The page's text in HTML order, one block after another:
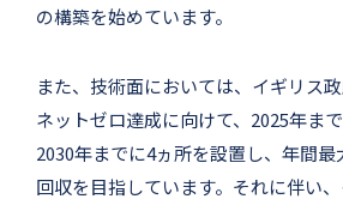
の構築を始めています。
また、技術面においては、イギリス
ネットゼロ達成に向けて、2025年まで
2030年までに4ヵ所を設置し、年間最
回収を目指しています。それに伴い